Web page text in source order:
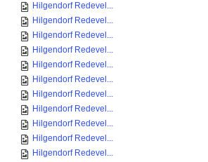
Hilgendorf Redevel...
Hilgendorf Redevel...
Hilgendorf Redevel...
Hilgendorf Redevel...
Hilgendorf Redevel...
Hilgendorf Redevel...
Hilgendorf Redevel...
Hilgendorf Redevel...
Hilgendorf Redevel...
Hilgendorf Redevel...
Hilgendorf Redevel...